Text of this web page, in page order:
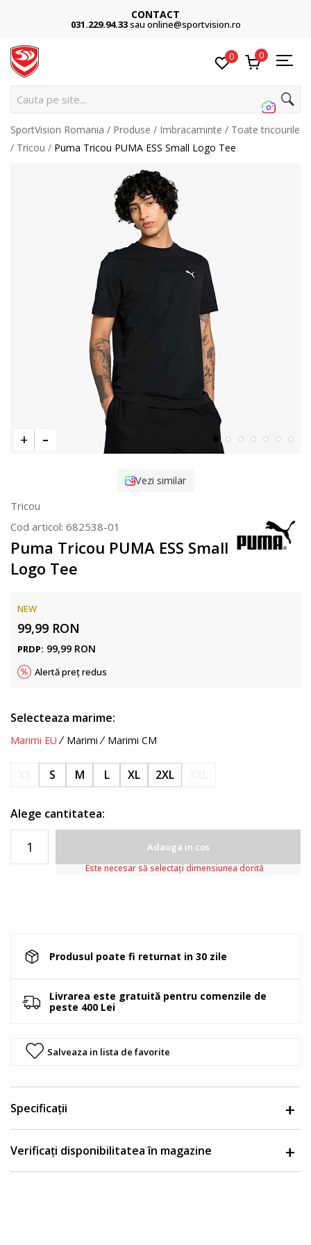
CONTACT
031.229.94.33sau online@sportvision.ro
0 0
Ca
SportVision Romania Produse Imbracaminte
Toate tricourile
Tricou
Puma Tricou PUMA ESS Small Logo Tee
Vezi similar
Tricou
Cod articol: 682538-01
Puma Tricou PUMA ESS Small
Logo Tee
NEW
99,99 RON
PRDP: 99,99 RON
Alertă preț redus
Selecteaza marime:
Marimi EU Marimi Marimi CM
S M L XL 2XL
Alege cantitatea:
Adauga in cos
Este necesar să selectați dimensiunea dorită
Produsul poate fi returnat in 30 zile
Livrarea este gratuită pentru comenzile de
peste 400 Lei
Salveaza in lista de favorite
Specificații
Verificați disponibilitatea în magazine